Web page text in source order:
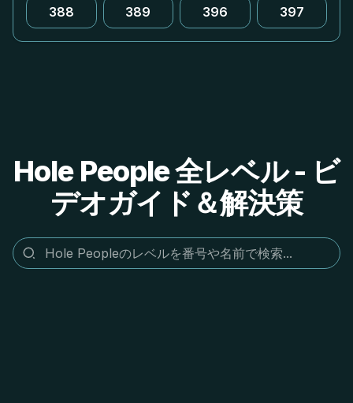
388 389 396 397
Hole People 全レベル - ビ
デオガイド＆解決策